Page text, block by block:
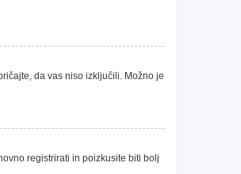
da vas niso izključili. Možno je
registrirati in poizkusite biti bolj